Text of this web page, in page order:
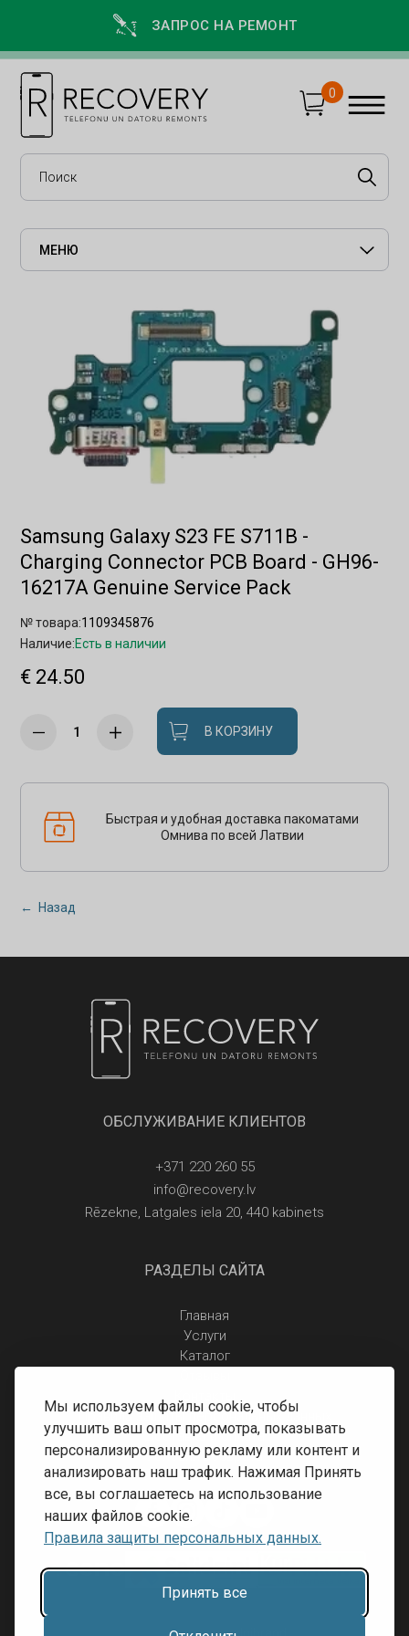
Мы используем файлы cookie, чтобы
улучшить ваш опыт просмотра, показывать
персонализированную рекламу или контент и
анализировать наш трафик. Нажимая Принять
все, вы соглашаетесь на использование
наших файлов cookie.
Правила защиты персональных данных.
Принять все
ЗАПРОС НА РЕМОНТ
0
МЕНЮ
Samsung Galaxy S23 FE S711B -
Charging Connector PCB Board - GH96-
16217A Genuine Service Pack
№ товара:1109345876
Наличие:Есть в наличии
€ 24.50
В КОРЗИНУ
Быстрая и удобная доставка пакоматами
Омнива по всей Латвии
← Назад
ОБСЛУЖИВАНИЕ КЛИЕНТОВ
+371 220 260 55
info@recovery.lv
Rēzekne, Latgales iela 20, 440 kabinets
РАЗДЕЛЫ САЙТА
Главная
Услуги
Каталог
Правила защиты персональных данных
Доставка и оплата
Условия возврата